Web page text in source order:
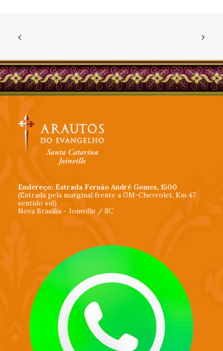
Endereço: Estrada Fernão André Gomes, 1500
(Entrada pela marginal frente a GM-Chevrolet, Km.47
sentido sul)
Nova Brasília - Joinville / SC